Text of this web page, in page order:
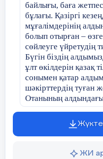
байлығы, баға
бұлағы. Қазіргі
мұғалімдерінің
болып отырған –
сөйлеуге үйретудің
Бүгін біздің
ұлт өкілдерін қазақ
сонымен қатар
шәкірттердің туған
Отанының алдындағы
ұғынып, ұлтымыздың
таныстырыу.
меңгерген бала
қалыптастыратын
Егеменді ел атанып,
ЖИ